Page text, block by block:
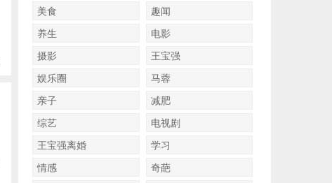
美食
趣闻
养生
电影
摄影
王宝强
娱乐圈
马蓉
亲子
减肥
综艺
电视剧
王宝强离婚
学习
情感
奇葩